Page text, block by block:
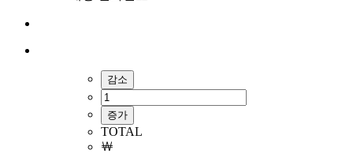
감소
증가
TOTAL
￦